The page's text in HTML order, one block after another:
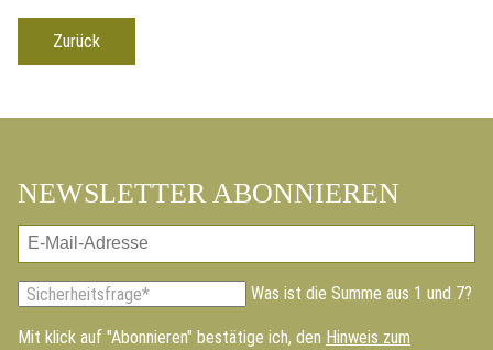
Zurück
NEWSLETTER ABONNIEREN
E-
Adresse
Pflichtfeld
Sicherheitsfrage* Was ist die Summe aus 1 und 7?
Mit klick auf "Abonnieren" bestätige ich, den Hinweis zum